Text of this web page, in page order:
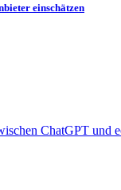
einschätzen